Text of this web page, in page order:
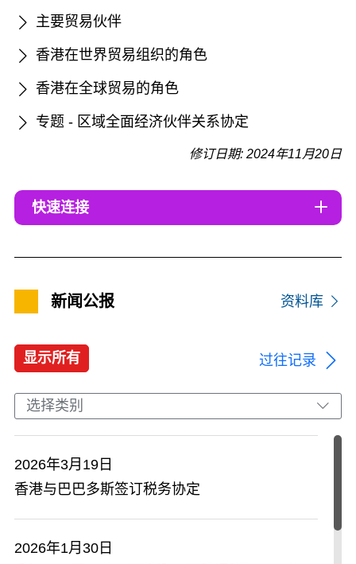
主要贸易伙伴
香港在世界贸易组织的角色
香港在全球贸易的角色
专题 - 区域全面经济伙伴关系协定
修订日期: 2024年11月20日
快速连接
新闻公报 资料库
显示所有
选择类别
过往记录
2026年3月19日
香港与巴巴多斯签订税务协定
2026年1月30日